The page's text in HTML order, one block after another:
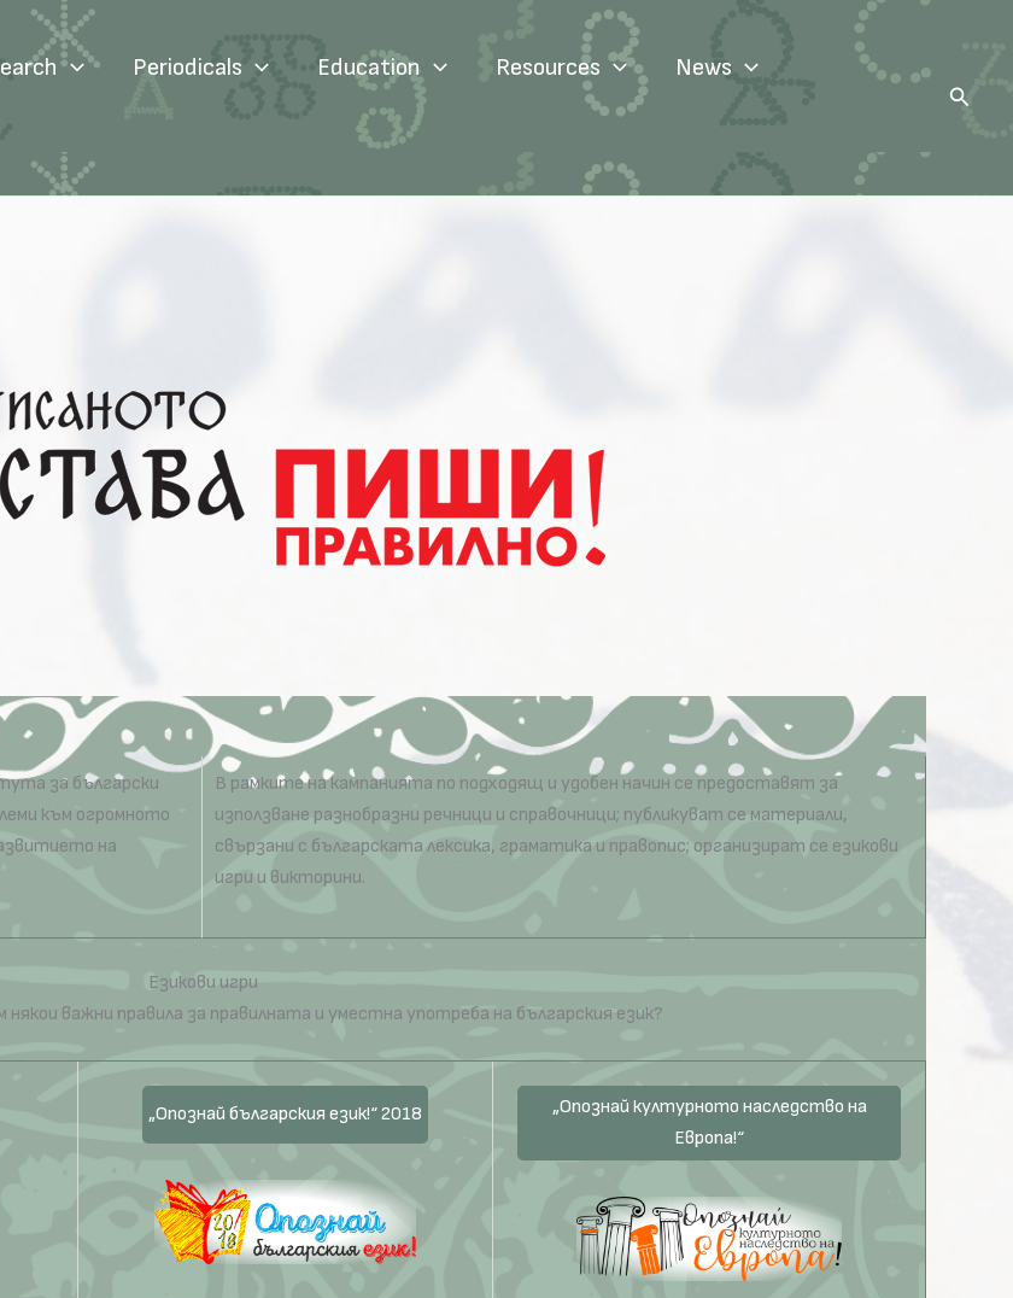
Periodicals Education Resources News
Search
за български
към огромното
на
В рамките на кампанията по подходящ и удобен начин се предоставят за
използване разнобразни речници и справочници; публикуват се материали,
свързани с българската лексика, граматика и правопис; организират се езикови
игри и викторини.
Езикови игри
важни правила за правилната и уместна употреба на българския език?
„Опознай българския език!“ 2018
„Опознай културното наследство на
Европа!“